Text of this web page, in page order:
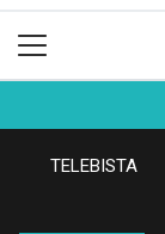
TELEBISTA